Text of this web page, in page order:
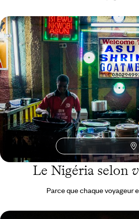
Un long week-end au Nigeria -
postes de l’Afrique
Aller où personne ne va, aux avant-postes
5 jours, de 3300 à 4500 €
Toutes nos suggestions de voyages un
Nigéria (1)
Le Nigéria selon
Parce que chaque voyageur